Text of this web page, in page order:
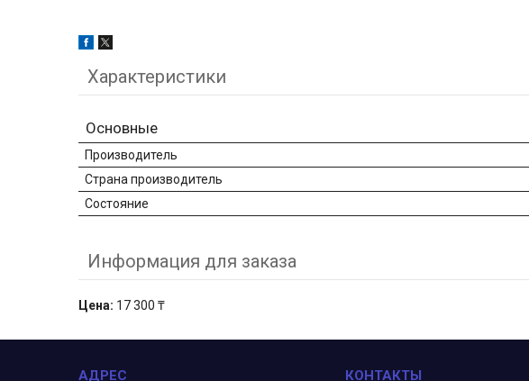
Характеристики
Основные
Производитель
Страна производитель
Состояние
Информация для заказа
Цена: 17 300 ₸